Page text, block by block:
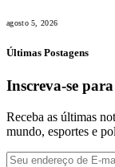
agosto 5, 2026
Últimas Postagens
Inscreva-se
Receba as últimas
mundo, esportes e